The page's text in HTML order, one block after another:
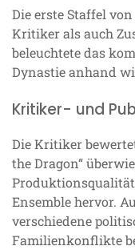
Die erste Staffel
Kritiker als auch
beleuchtete das
Dynastie anhand
Kritiker- und
Die Kritiker
the Dragon“
Ensemble hervor.
verschiedene
Familienkonflikte